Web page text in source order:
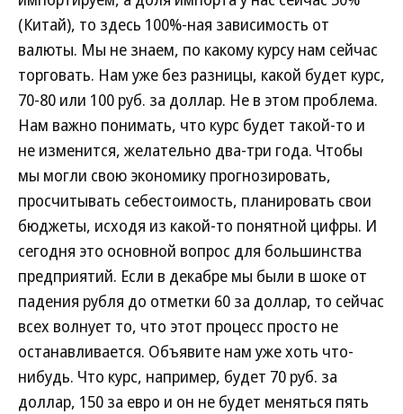
(Китай), то здесь 100%-ная зависимость от
валюты. Мы не знаем, по какому курсу нам сейчас
торговать. Нам уже без разницы, какой будет курс,
70-80 или 100 руб. за доллар. Не в этом проблема.
Нам важно понимать, что курс будет такой-то и
не изменится, желательно два-три года. Чтобы
мы могли свою экономику прогнозировать,
просчитывать себестоимость, планировать свои
бюджеты, исходя из какой-то понятной цифры. И
сегодня это основной вопрос для большинства
предприятий. Если в декабре мы были в шоке от
падения рубля до отметки 60 за доллар, то сейчас
всех волнует то, что этот процесс просто не
останавливается. Объявите нам уже хоть что-
нибудь. Что курс, например, будет 70 руб. за
доллар, 150 за евро и он не будет меняться пять